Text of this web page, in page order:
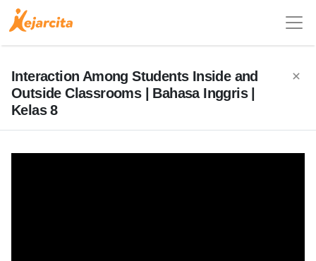
Interaction Among Students Inside and
Outside Classrooms | Bahasa Inggris |
Kelas 8